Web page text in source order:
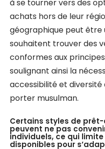
à se tourner vers des
achats hors de leur
géographique peut être
souhaitent trouver des
conformes aux
soulignant ainsi la
accessibilité et
porter musulman.
Certains styles de
peuvent ne pas
individuels, ce qui
disponibles pour